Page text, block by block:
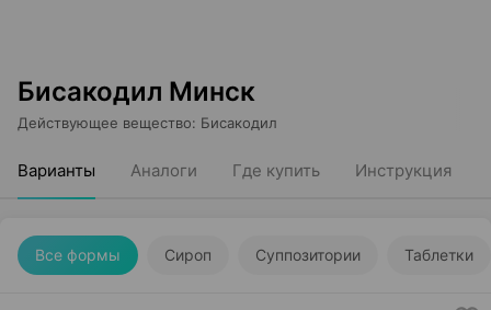
Бисакодил Минск
Действующее вещество: Бисакодил
Варианты Аналоги Где купить Инструкция
Все формы Сироп Суппозитории Таблетки